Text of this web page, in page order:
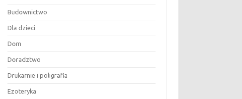
Budownictwo
Dla dzieci
Dom
Doradztwo
Drukarnie i poligrafia
Ezoteryka